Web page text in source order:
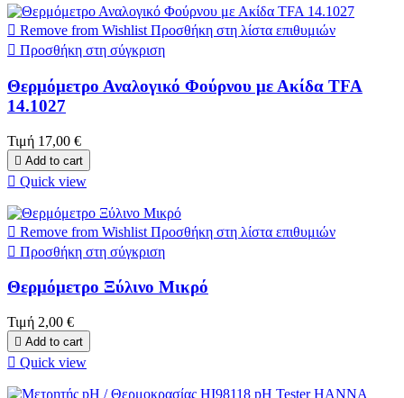
 Remove from Wishlist Προσθήκη στη λίστα επιθυμιών
 Προσθήκη στη σύγκριση
Θερμόμετρο Αναλογικό Φούρνου με Ακίδα TFA
14.1027
Τιμή 17,00 €
 Add to cart
 Quick view
 Remove from Wishlist Προσθήκη στη λίστα επιθυμιών
 Προσθήκη στη σύγκριση
Θερμόμετρο Ξύλινο Μικρό
Τιμή 2,00 €
 Add to cart
 Quick view